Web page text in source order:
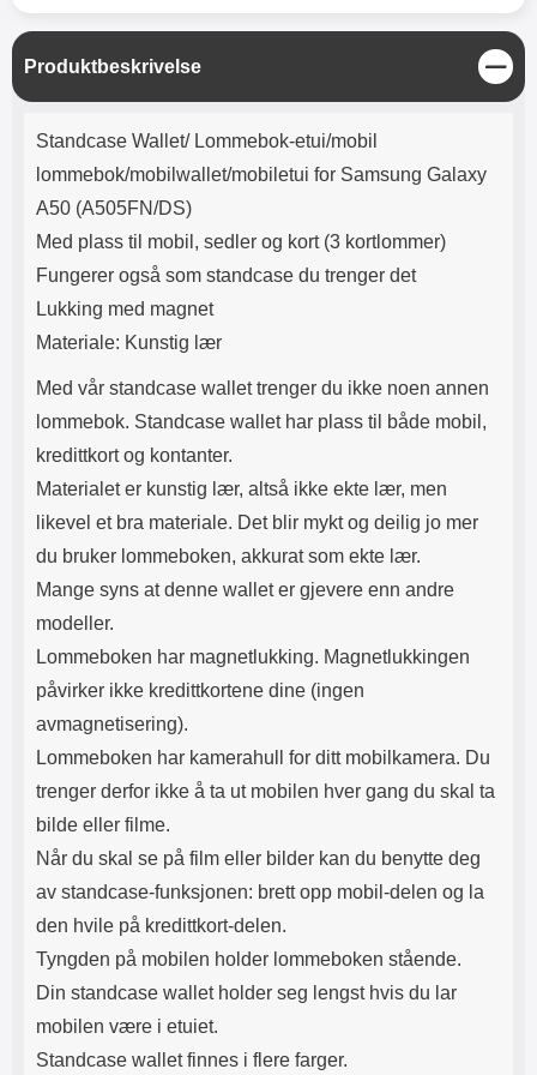
Lyttetid: ca 4 timer
den ene enden, strykes
beskyttelsen på resten av
enheten; ned mot den motsatte
delen av skjermen. Eventuelle
luftbobler presses ut mot kanten
Merk at skjermbeskytteren ikke
kan gjenbrukes; dersom
skjermbeskyttere kan se ut som
Noen telefoner og nettbrett har
kameraet trenger ikke noe hull!
Produktbeskrivelse
L
u
k
Produktbeskrivelse
Standcase Wallet/ Lommebok-etui/mobil
lommebok/mobilwallet/mobiletui for Samsung Galaxy
A50 (A505FN/DS)
Med plass til mobil, sedler og kort (3 kortlommer)
Fungerer også som standcase du trenger det
Lukking med magnet
Materiale: Kunstig lær
Med vår standcase wallet trenger du ikke noen annen
lommebok. Standcase wallet har plass til både mobil,
kredittkort og kontanter.
Materialet er kunstig lær, altså ikke ekte lær, men
likevel et bra materiale. Det blir mykt og deilig jo mer
du bruker lommeboken, akkurat som ekte lær.
Mange syns at denne wallet er gjevere enn andre
modeller.
Lommeboken har magnetlukking. Magnetlukkingen
påvirker ikke kredittkortene dine (ingen
avmagnetisering).
Lommeboken har kamerahull for ditt mobilkamera. Du
trenger derfor ikke å ta ut mobilen hver gang du skal ta
bilde eller filme.
Når du skal se på film eller bilder kan du benytte deg
av standcase-funksjonen: brett opp mobil-delen og la
den hvile på kredittkort-delen.
Tyngden på mobilen holder lommeboken stående.
Din standcase wallet holder seg lengst hvis du lar
mobilen være i etuiet.
Standcase wallet finnes i flere farger.